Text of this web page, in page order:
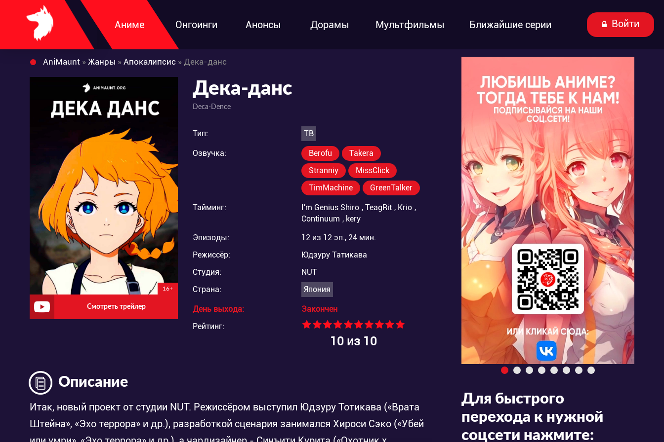
Аниме Онгоинги Анонсы Дорамы Мультфильмы Ближайшие серии Войти
AniMaunt » Жанры » Апокалипсис » Дека-данс
16+
Смотреть трейлер
Дека-данс
Deca-Dence
Тип: ТВ
Озвучка: Berofu
Takera
Stranniy
MissClick
TimMachine
GreenTalker
Тайминг: I'm Genius Shiro , TeagRit , Krio ,
Continuum , kery
Эпизоды:
12 из 12 эп., 24 мин.
Режиссёр:
Юдзуру Татикава
Студия:
NUT
Страна:
Япония
День выхода:
Закончен
Рейтинг:
10из 10
Описание
Итак, новый проект от студии NUT. Режиссёром выступил Юдзуру Тотикава («Врата
Штейна», «Эхо террора» и др.), разработкой сценария занимался Хироси Сэко («Убей
Для быстрого
перехода к нужной
соцсети нажмите: